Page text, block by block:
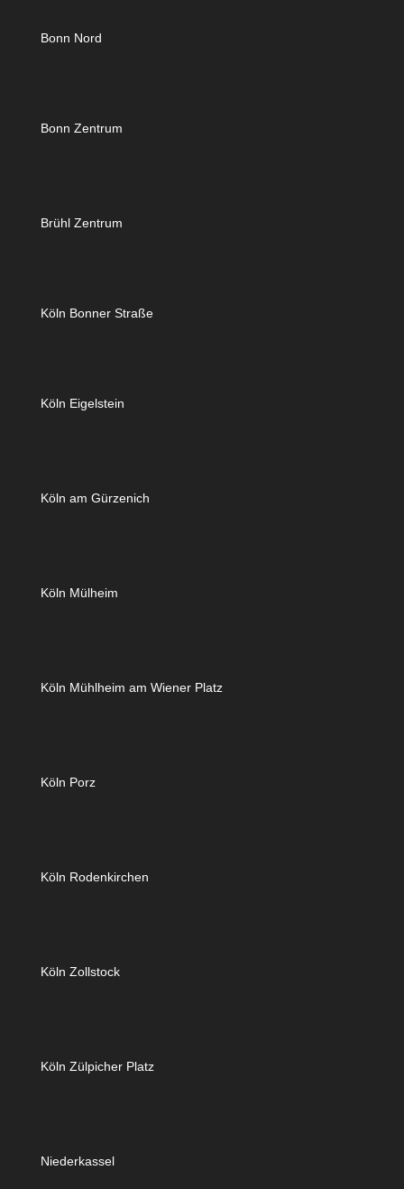
Bonn Nord
Bonn Zentrum
Brühl Zentrum
Köln Bonner Straße
Köln Eigelstein
Köln am Gürzenich
Köln Mülheim
Köln Mühlheim am Wiener Platz
Köln Porz
Köln Rodenkirchen
Köln Zollstock
Köln Zülpicher Platz
Niederkassel